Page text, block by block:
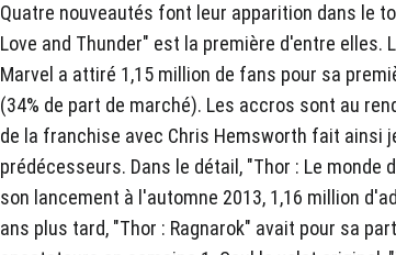
Quatre nouveautés font leur apparition dans le
Love and Thunder" est la première d'entre elles.
Marvel a attiré 1,15 million de fans pour sa
(34% de part de marché). Les accros sont au
de la franchise avec Chris Hemsworth fait ainsi
prédécesseurs. Dans le détail, "Thor : Le monde
son lancement à l'automne 2013, 1,16 million
ans plus tard, "Thor : Ragnarok" avait pour sa